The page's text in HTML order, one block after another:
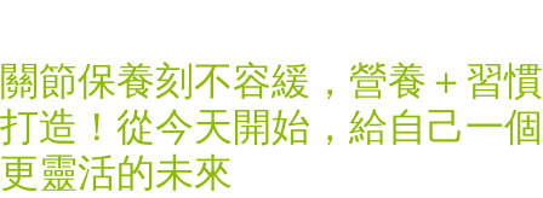
關節保養刻不容緩，營養＋習慣
打造！從今天開始，給自己一個
更靈活的未來